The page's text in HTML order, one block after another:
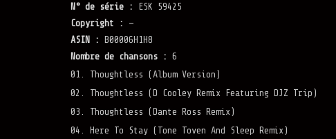
N° de série :
ESK 59425
Copyright :
—
ASIN :
B00006H1H8
Nombre de chansons : 6
01. Thoughtless (Album Version)
02. Thoughtless (D Cooley Remix Featuring DJZ Trip)
03. Thoughtless (Dante Ross Remix)
04. Here To Stay (Tone Toven And Sleep Remix)